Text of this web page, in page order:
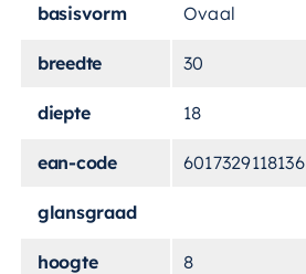
basisvorm Ovaal
breedte 30
diepte 18
ean-code 6017329118136
glansgraad
hoogte 8